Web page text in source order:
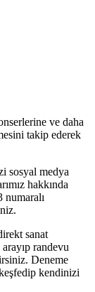
ve daha
takip ederek
sosyal medya
hakkında
numaralı
sanat
randevu
Deneme
kendinizi